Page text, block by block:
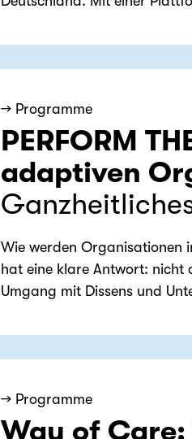
→ Programme
PERFORM
adaptiven
Wie werden Organisationen
hat eine klare Antwort: nicht
Umgang mit Dissens und
→ Programme
Way of